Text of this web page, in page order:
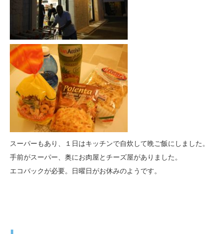
スーパーもあり、１日はキッチンで自炊して晩ご飯にしました。
手前がスーパー、奥にお肉屋とチーズ屋がありました。
エコバックが必要。日曜日がお休みのようです。